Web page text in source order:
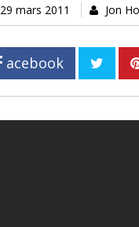
29 mars 2011 Jon
acebook